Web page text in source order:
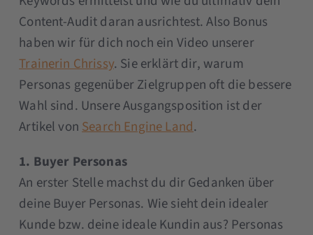
Content-Audit daran ausrichtest. Also Bonus
haben wir für dich noch ein Video unserer
Trainerin Chrissy. Sie erklärt dir, warum
Personas gegenüber Zielgruppen oft die bessere
Wahl sind. Unsere Ausgangsposition ist der
Artikel vonSearch Engine Land.
1. Buyer Personas
An erster Stelle machst du dir Gedanken über
deine Buyer Personas. Wie sieht dein idealer
Kunde bzw. deine ideale Kundin aus? Personas